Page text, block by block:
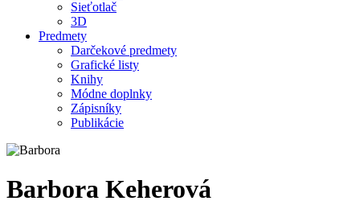
Sieťotlač
3D
Predmety
Darčekové predmety
Grafické listy
Knihy
Módne doplnky
Zápisníky
Publikácie
Barbora Keherová